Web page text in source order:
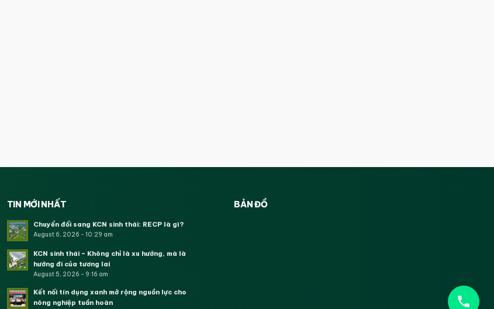
TIN MỚI NHẤT
Chuyển đổi sang KCN sinh thái: RECP là gì?
August 6, 2026 - 10:29 am
KCN sinh thái – Không chỉ là xu hướng, mà là
hướng đi của tương lai
August 5, 2026 - 9:16 am
Kết nối tín dụng xanh mở rộng nguồn lực cho
nông nghiệp tuần hoàn
BẢN ĐỒ